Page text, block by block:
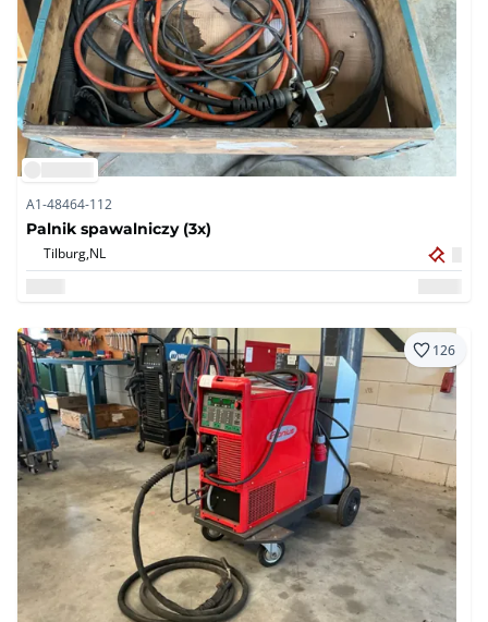
A1-48464-112
Palnik spawalniczy (3x)
Tilburg,NL
126